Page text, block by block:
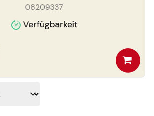
08209337
Verfügbarkeit